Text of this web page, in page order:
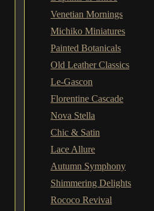
Venetian Mornings
Michiko Miniatures
Painted Botanicals
Old Leather Classics
Le-Gascon
Florentine Cascade
Nova Stella
Chic & Satin
Lace Allure
Autumn Symphony
Shimmering Delights
Rococo Revival